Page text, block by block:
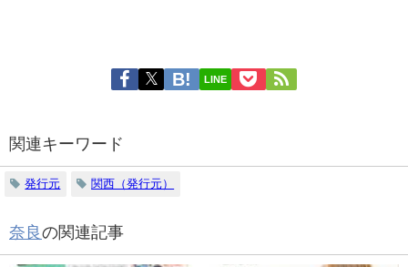
LINE
関連キーワード
発行元 関西（発行元）
奈良の関連記事